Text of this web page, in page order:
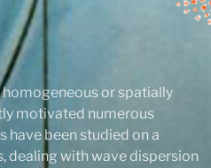
or spatially
motivated numerous
have been studied on a
dealing with wave dispersion